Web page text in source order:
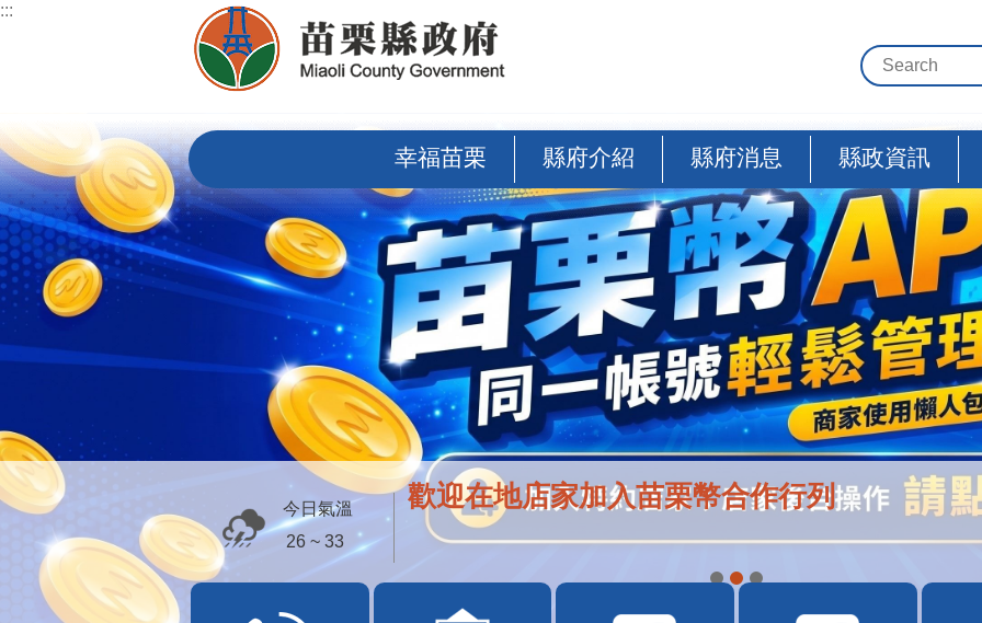
跳到主要內容區塊
:::
幸福苗栗 縣府介紹 縣府消息 縣政資訊
歡迎在地店家加入苗栗幣合作行列
今日氣溫
26 ~ 33